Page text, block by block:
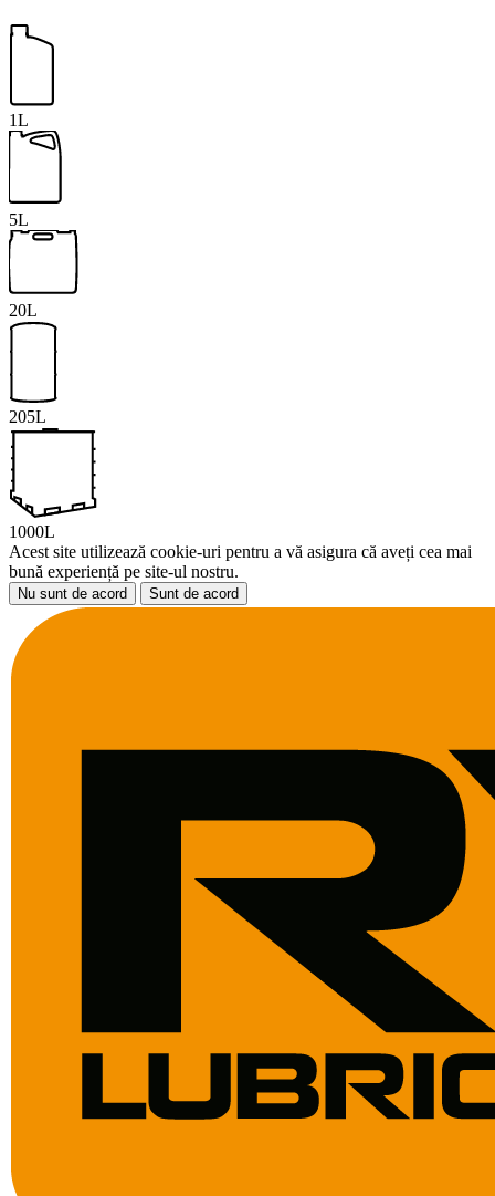
1L
5L
20L
205L
1000L
Acest site utilizează cookie-uri pentru a vă asigura că aveți cea mai
bună experiență pe site-ul nostru.
Nu sunt de acord Sunt de acord